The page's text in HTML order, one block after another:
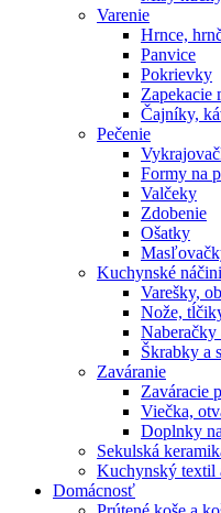
Varenie
Hrnce,
Panvice
Pokrievky
Zapekacie
Čajníky,
Pečenie
Formy na
Valčeky
Zdobenie
Ošatky
Kuchynské
Varešky,
Nože,
Škrabky a
Zaváranie
Zaváracie
Viečka,
Doplnky
Sekulská
Kuchynský textil
Domácnosť